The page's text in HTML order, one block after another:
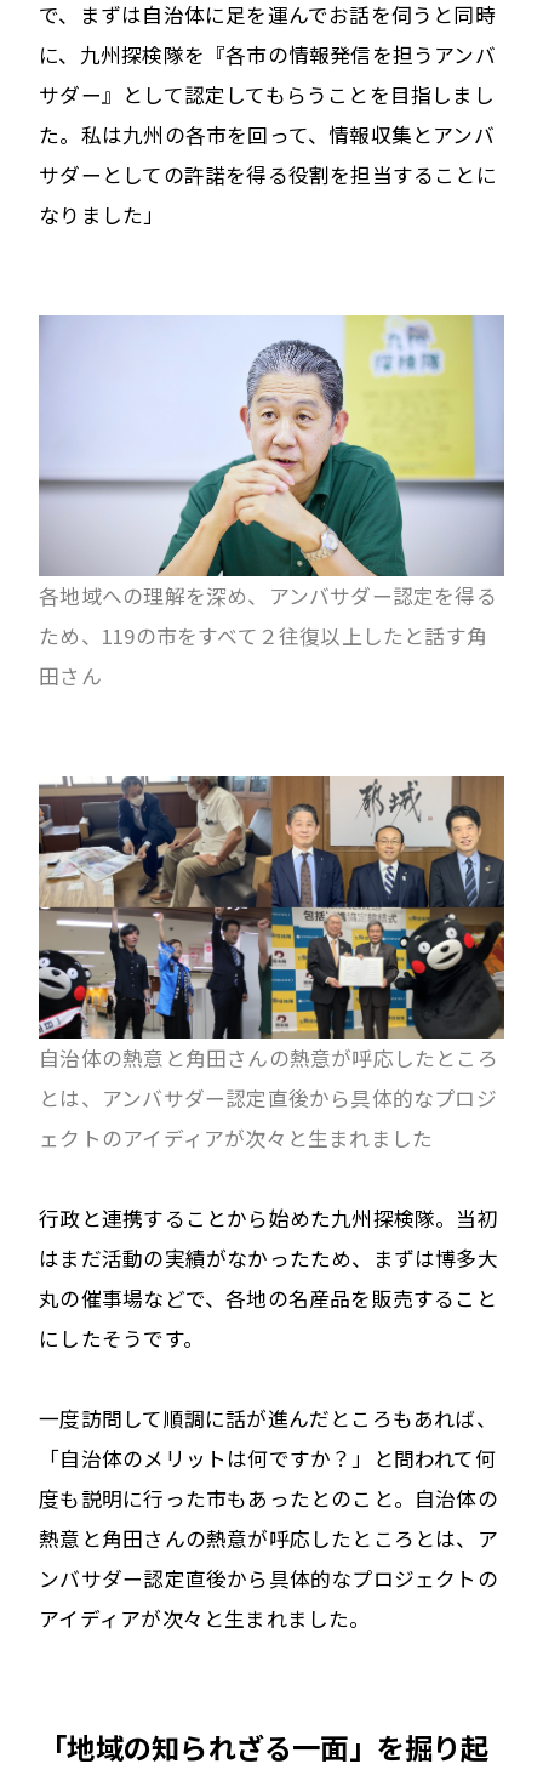
で、まずは自治体に足を運んでお話を伺うと同時
に、九州探検隊を『各市の情報発信を担うアンバ
サダー』として認定してもらうことを目指しまし
た。私は九州の各市を回って、情報収集とアンバ
サダーとしての許諾を得る役割を担当することに
なりました」
各地域への理解を深め、アンバサダー認定を得る
ため、119の市をすべて２往復以上したと話す角
田さん
自治体の熱意と角田さんの熱意が呼応したところ
とは、アンバサダー認定直後から具体的なプロジ
ェクトのアイディアが次々と生まれました
行政と連携することから始めた九州探検隊。当初
はまだ活動の実績がなかったため、まずは博多大
丸の催事場などで、各地の名産品を販売すること
にしたそうです。
一度訪問して順調に話が進んだところもあれば、
「自治体のメリットは何ですか？」と問われて何
度も説明に行った市もあったとのこと。自治体の
熱意と角田さんの熱意が呼応したところとは、ア
ンバサダー認定直後から具体的なプロジェクトの
アイディアが次々と生まれました。
「地域の知られざる一面」を掘り起